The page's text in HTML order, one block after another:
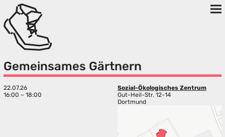
Gemeinsames Gärtnern
22.07.26
16:00 – 18:00
Sozial-Ökologisches Zentrum
Gut-Heil-Str. 12-14
Dortmund